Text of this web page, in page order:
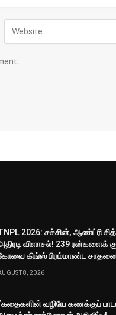
2026: சச்சின், ஆண்ட்ரி
விளாசல்! 239 ரன்களைக்
கிங்ஸ் பிரம்மாண்ட
8, 2026
வழியே கணக்குப்